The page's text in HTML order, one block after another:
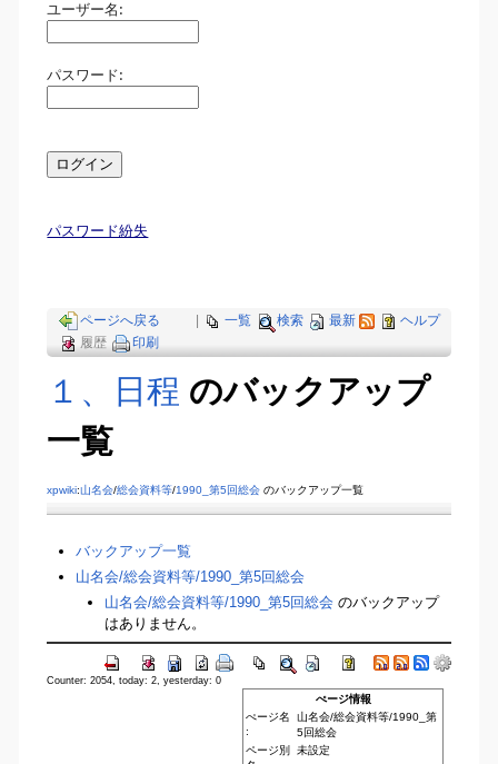
ユーザー名:
パスワード:
パスワード紛失
一覧 検索 最新 ヘルプ
ページへ戻る
履歴
印刷
１、日程 のバックアップ
一覧
xpwiki:山名会/総会資料等/1990_第5回総会 のバックアップ一覧
バックアップ一覧
山名会​/総会資料等​/1990_第5回総会
山名会​/総会資料等​/1990_第5回総会 のバックアップ
はありません。
ぺージ情報
ぺージ名
:
山名会/総会資料等/1990_第
5回総会
ページ別
未設定
Counter: 2054, today: 2, yesterday: 0